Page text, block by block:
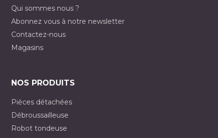
Qui sommes nous ?
Abonnez vous à notre newsletter
Contactez-nous
Magasins
NOS PRODUITS
Pièces détachées
Débroussailleuse
Robot tondeuse